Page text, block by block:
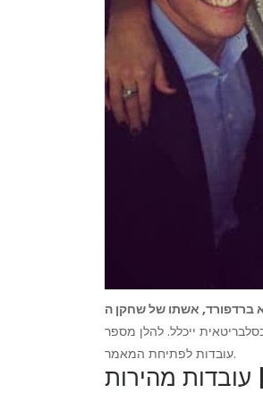
ייכלל. להלן מספר
עובדות לפתיחת המאמר.
מהירות